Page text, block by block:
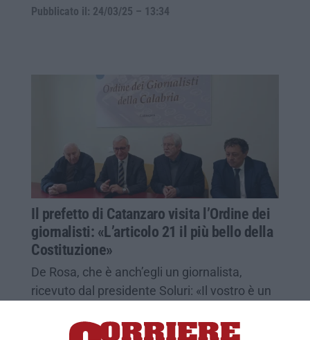
Pubblicato il: 24/03/25 – 13:34
Il prefetto di Catanzaro visita l’Ordine dei
giornalisti: «L’articolo 21 il più bello della
Costituzione»
De Rosa, che è anch’egli un giornalista,
ricevuto dal presidente Soluri: «Il vostro è un
territorio»